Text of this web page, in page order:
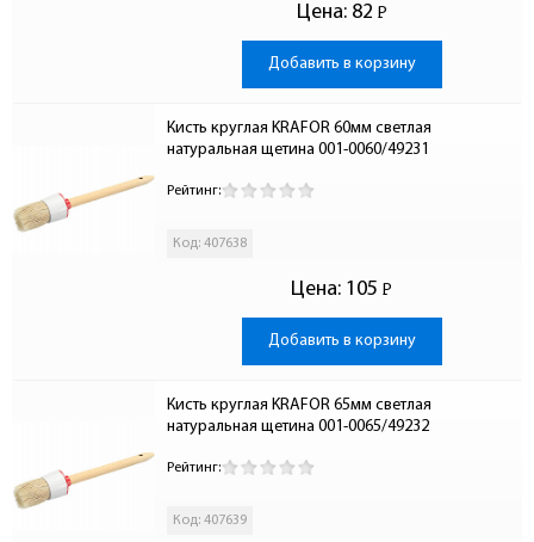
Цена: 82 Р
-
Добавить в корзину
Кисть круглая KRAFOR 60мм светлая
натуральная щетина 001-0060/49231
Рейтинг:
Код: 407638
Цена: 105 Р
-
Добавить в корзину
Кисть круглая KRAFOR 65мм светлая
натуральная щетина 001-0065/49232
Рейтинг:
Код: 407639